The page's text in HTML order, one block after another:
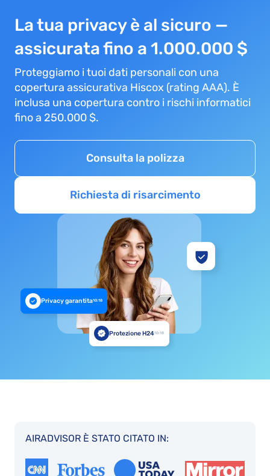
La tua privacy è al sicuro —
assicurata fino a 1.000.000 $
Proteggiamo i tuoi dati personali con una
copertura assicurativa Hiscox (rating AAA). È
inclusa una copertura contro i rischi informatici
fino a 250.000 $.
Consulta la polizza
Richiesta di risarcimento
Privacy garantita10:18
Protezione H2410:18
AIRADVISOR È STATO CITATO IN: